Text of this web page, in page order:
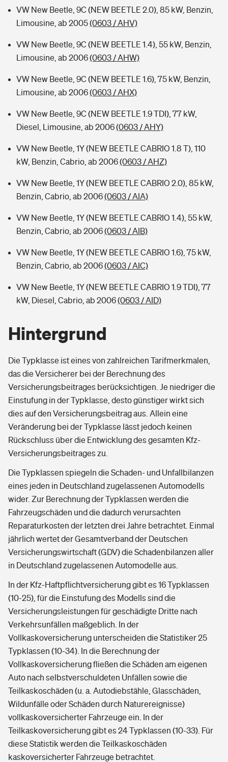
VW New Beetle, 9C (NEW BEETLE 2.0), 85 kW, Benzin,
Limousine, ab 2005(0603 / AHV)
VW New Beetle, 9C (NEW BEETLE 1.4), 55 kW, Benzin,
Limousine, ab 2006(0603 / AHW)
VW New Beetle, 9C (NEW BEETLE 1.6), 75 kW, Benzin,
Limousine, ab 2006(0603 / AHX)
VW New Beetle, 9C (NEW BEETLE 1.9 TDI), 77 kW,
Diesel, Limousine, ab 2006(0603 / AHY)
VW New Beetle, 1Y (NEW BEETLE CABRIO 1.8 T), 110
kW, Benzin, Cabrio, ab 2006(0603 / AHZ)
VW New Beetle, 1Y (NEW BEETLE CABRIO 2.0), 85 kW,
Benzin, Cabrio, ab 2006(0603 / AIA)
VW New Beetle, 1Y (NEW BEETLE CABRIO 1.4), 55 kW,
Benzin, Cabrio, ab 2006(0603 / AIB)
VW New Beetle, 1Y (NEW BEETLE CABRIO 1.6), 75 kW,
Benzin, Cabrio, ab 2006(0603 / AIC)
VW New Beetle, 1Y (NEW BEETLE CABRIO 1.9 TDI), 77
kW, Diesel, Cabrio, ab 2006(0603 / AID)
Hintergrund
Die Typklasse ist eines von zahlreichen Tarifmerkmalen,
das die Versicherer bei der Berechnung des
Versicherungsbeitrages berücksichtigen. Je niedriger die
Einstufung in der Typklasse, desto günstiger wirkt sich
dies auf den Versicherungsbeitrag aus. Allein eine
Veränderung bei der Typklasse lässt jedoch keinen
Rückschluss über die Entwicklung des gesamten Kfz-
Versicherungsbeitrages zu.
Die Typklassen spiegeln die Schaden- und Unfallbilanzen
eines jeden in Deutschland zugelassenen Automodells
wider. Zur Berechnung der Typklassen werden die
Fahrzeugschäden und die dadurch verursachten
Reparaturkosten der letzten drei Jahre betrachtet. Einmal
jährlich wertet der Gesamtverband der Deutschen
Versicherungswirtschaft (GDV) die Schadenbilanzen aller
in Deutschland zugelassenen Automodelle aus.
In der Kfz-Haftpflichtversicherung gibt es 16 Typklassen
(10-25), für die Einstufung des Modells sind die
Versicherungsleistungen für geschädigte Dritte nach
Verkehrsunfällen maßgeblich. In der
Vollkaskoversicherung unterscheiden die Statistiker 25
Typklassen (10-34). In die Berechnung der
Vollkaskoversicherung fließen die Schäden am eigenen
Auto nach selbstverschuldeten Unfällen sowie die
Teilkaskoschäden (u. a. Autodiebstähle, Glasschäden,
Wildunfälle oder Schäden durch Naturereignisse)
vollkaskoversicherter Fahrzeuge ein. In der
Teilkaskoversicherung gibt es 24 Typklassen (10-33). Für
diese Statistik werden die Teilkaskoschäden
kaskoversicherter Fahrzeuge betrachtet.